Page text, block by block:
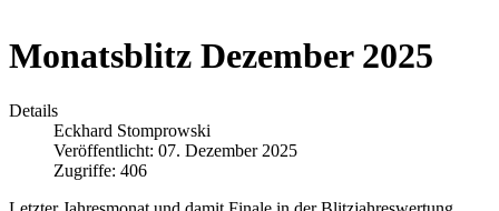
Monatsblitz Dezember 2025
Details
Eckhard Stomprowski
Veröffentlicht: 07. Dezember 2025
Zugriffe: 406